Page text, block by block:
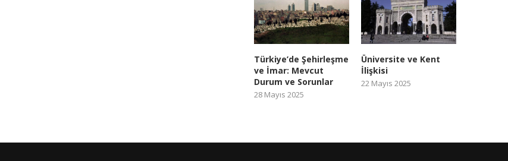
Türkiye’de Şehirleşme
ve İmar: Mevcut
Durum ve Sorunlar
28 Mayıs 2025
Üniversite ve Kent
İlişkisi
22 Mayıs 2025